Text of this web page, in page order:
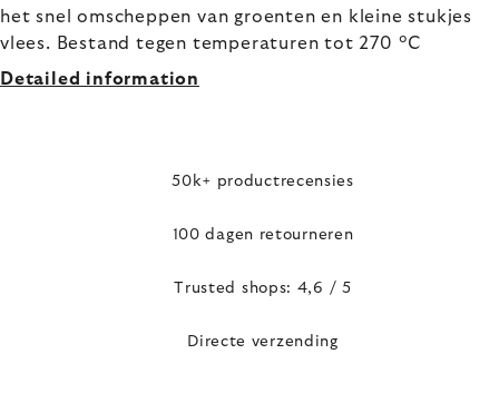
het snel omscheppen van groenten en kleine stukjes
vlees. Bestand tegen temperaturen tot 270 °C
Detailed information
50k+ productrecensies
100 dagen retourneren
Trusted shops: 4,6 / 5
Directe verzending